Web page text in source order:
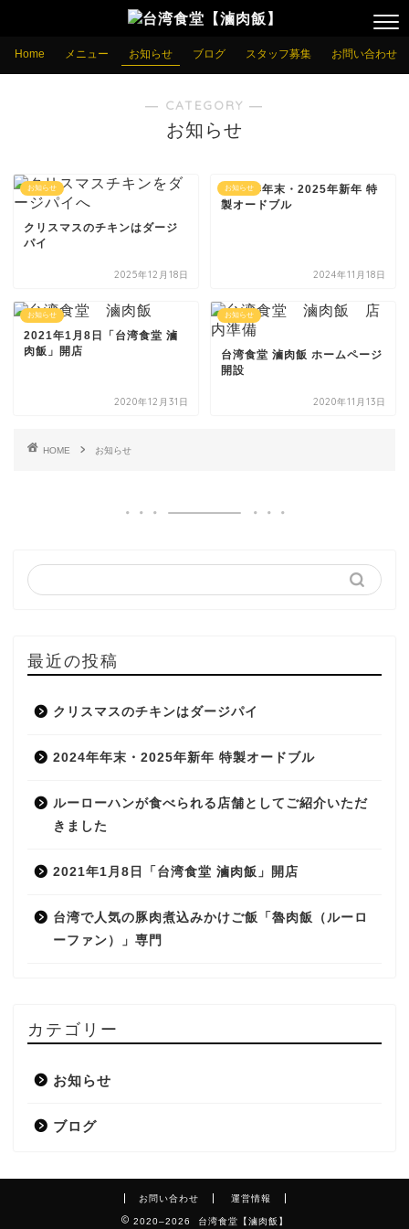
Home メニュー お知らせ ブログ スタッフ募集 お問い合わせ
― CATEGORY ―
お知らせ
お知らせ
クリスマスのチキンはダージ
パイ
2025年12月18日
お知らせ
2024年年末・2025年新年 特
製オードブル
2024年11月18日
お知らせ
2021年1月8日「台湾食堂 滷
肉飯」開店
2020年12月31日
お知らせ
台湾食堂 滷肉飯 ホームページ
開設
2020年11月13日
HOME お知らせ
最近の投稿
クリスマスのチキンはダージパイ
2024年年末・2025年新年 特製オードブル
ルーローハンが食べられる店舗としてご紹介いただ
きました
2021年1月8日「台湾食堂 滷肉飯」開店
台湾で人気の豚肉煮込みかけご飯「魯肉飯（ルーロ
ーファン）」専門
カテゴリー
お知らせ
ブログ
お問い合わせ 運営情報
2020–2026 台湾食堂【滷肉飯】